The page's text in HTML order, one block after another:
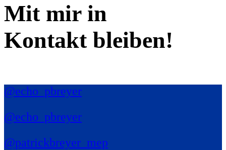
Mit mir in
Kontakt bleiben!
@echo_pbreyer
@echo_pbreyer
@patrickbreyer_mep